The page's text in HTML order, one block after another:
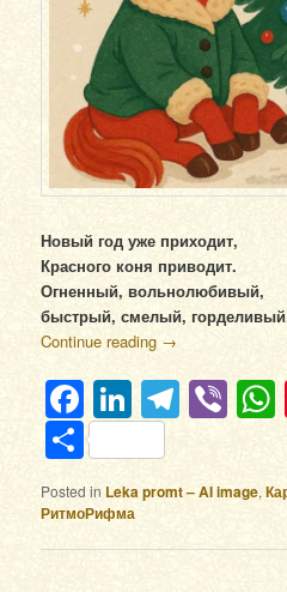
Новый год уже приходит,
Красного коня приводит.
Огненный, вольнолюбивый,
быстрый, смелый,
Continue reading →
Facebook
LinkedIn
Отправить
Posted in Leka promt – AI image,
РитмоРифма